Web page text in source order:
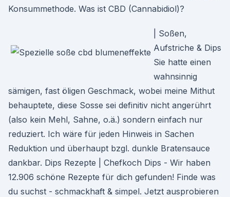
Konsummethode. Was ist CBD (Cannabidiol)?
| Soßen,
Aufstriche & Dips
Sie hatte einen
wahnsinnig
sämigen, fast öligen Geschmack, wobei meine Mithut
behauptete, diese Sosse sei definitiv nicht angerührt
(also kein Mehl, Sahne, o.ä.) sondern einfach nur
reduziert. Ich wäre für jeden Hinweis in Sachen
Reduktion und überhaupt bzgl. dunkle Bratensauce
dankbar. Dips Rezepte | Chefkoch Dips - Wir haben
12.906 schöne Rezepte für dich gefunden! Finde was
du suchst - schmackhaft & simpel. Jetzt ausprobieren